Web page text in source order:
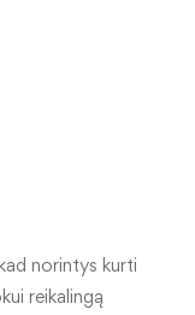
norintys kurti
reikalingą